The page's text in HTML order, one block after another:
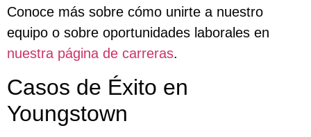
Conoce más sobre cómo unirte a nuestro
equipo o sobre oportunidades laborales en
nuestra página de carreras.
Casos de Éxito en
Youngstown